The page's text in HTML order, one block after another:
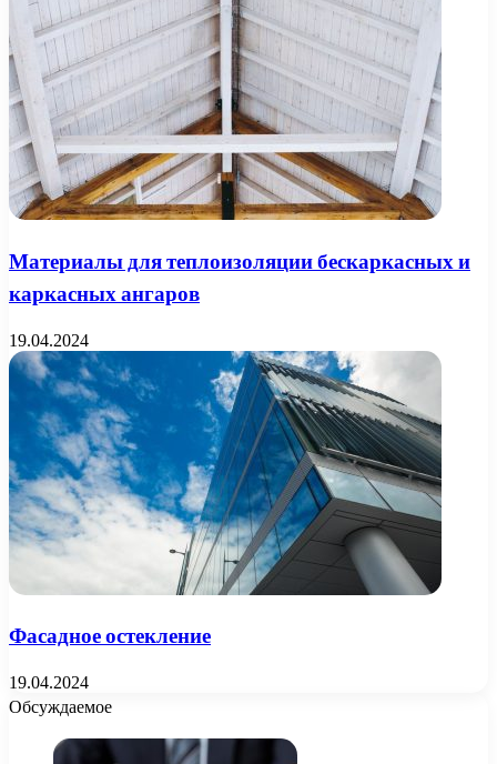
Материалы для теплоизоляции бескаркасных и
каркасных ангаров
19.04.2024
Фасадное остекление
19.04.2024
Обсуждаемое